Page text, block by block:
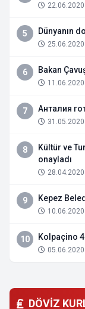
22.06.2020
5 Dünyanın
25.06.2020
6 Bakan
11.06.2020
7 Анталия
31.05.2020
8
Kültür ve
onayladı
28.04.2020
9 Kepez
10.06.2020
10 Kolpaçino
05.06.2020
DÖVİZ